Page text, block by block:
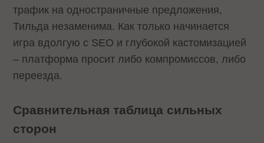
трафик на одностраничные предложения,
Тильда незаменима. Как только начинается
игра вдолгую с SEO и глубокой кастомизацией
– платформа просит либо компромиссов, либо
переезда.
Сравнительная таблица сильных
сторон